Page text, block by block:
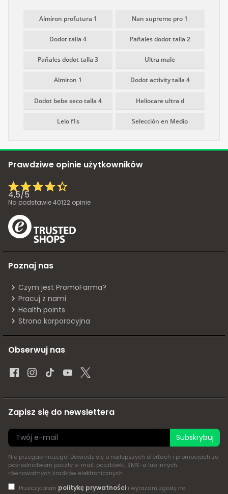
Almiron profutura 1 Nan supreme pro 1
Dodot talla 4 Pañales dodot talla 2
Pañales dodot talla 3 Ultra male
Almiron 1 Dodot activity talla 4
Dodot bebe seco talla 4 Heliocare ultra d
Lelo f1s Selección en Medio
Prawdziwe opinie użytkowników
4,5/5
Na podstawie40122 opinie
Poznaj nas
Czym jest PromoFarma?
Pracuj z nami
Health points
Strona korporacyjna
Obserwuj nas
Zapisz się do newslettera
Subskrybuj
Nie przegap niczego! Dowiedz się o najlepszych ofertach i promocjach za
pośrednictwem poczty e-mail, pocztówki, SMS-a lub innych
równoważnych środków elektronicznych
Przeczytałem politykę prywatnościi wyrażam zgodę na